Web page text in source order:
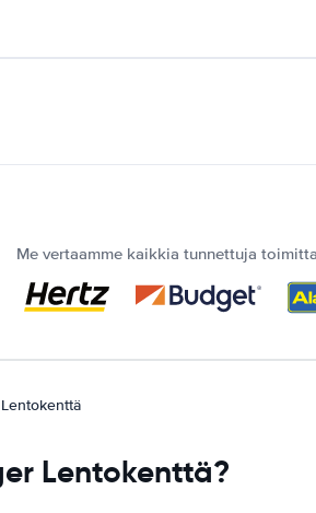
Me vertaamme kaikkia tunnettuja
Lentokenttä?